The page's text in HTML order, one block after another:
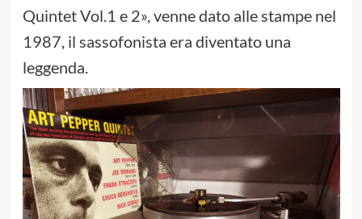
Quintet Vol.1 e 2», venne dato alle stampe nel
1987, il sassofonista era diventato una
leggenda.